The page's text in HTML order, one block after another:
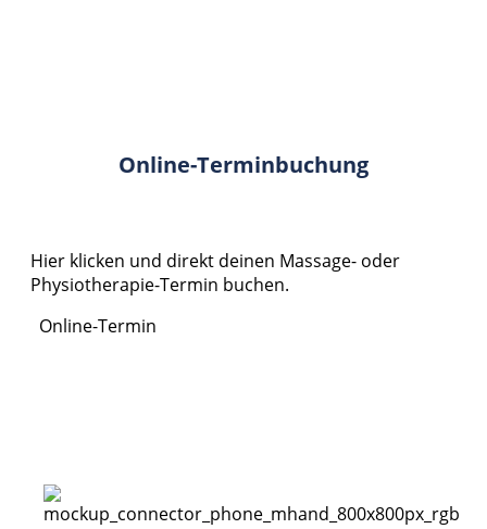
Online-Terminbuchung
Hier klicken und direkt deinen Massage- oder
Physiotherapie-Termin buchen.
Online-Termin